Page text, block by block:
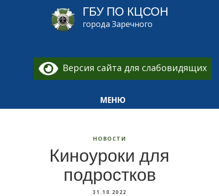
ГБУ ПО КЦСОН
города Заречного
Версия сайта для слабовидящих
МЕНЮ
НОВОСТИ
Киноуроки для
подростков
31.10.2022